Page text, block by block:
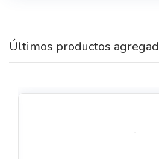
Últimos productos